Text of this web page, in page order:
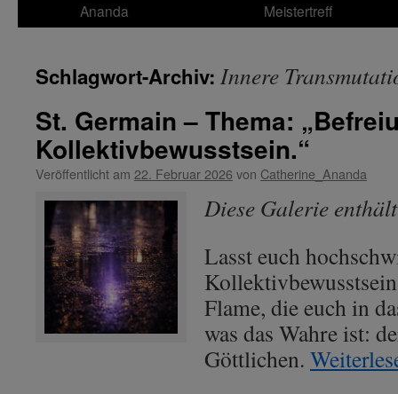
Ananda
Meistertreff
Schlagwort-Archiv: Innere
St. Germain – Thema:
Kollektivbewusstsein.“
Veröffentlicht am 22. Februar 2026 von Catherine_Ananda
Diese Galerie
Lasst euch
Flame, die euch in
was das Wahre ist:
Göttlichen.